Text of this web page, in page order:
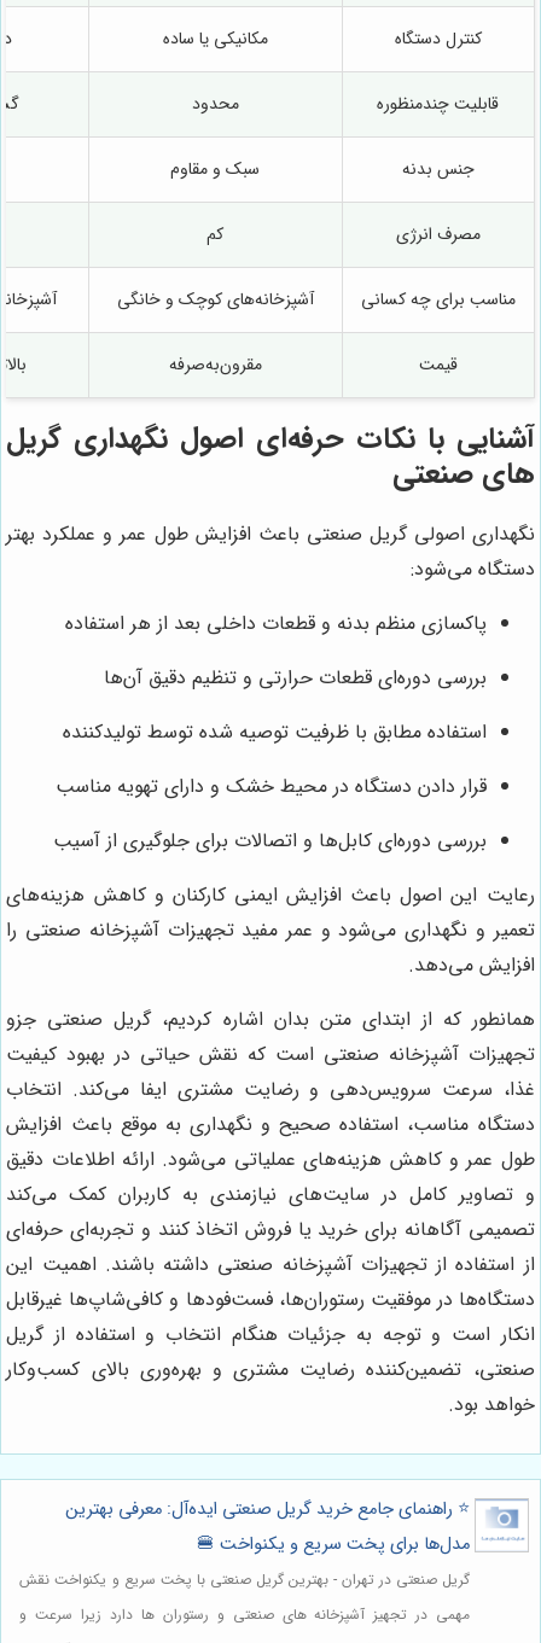
کنترل دستگاه مکانیکی یا ساده
قابلیت چندمنظوره محدود
جنس بدنه سبک و مقاوم
مصرف انرژی کم
مناسب برای چه کسانی آشپزخانه‌های کوچک و خانگی
قیمت مقرون‌به‌صرفه
آشنایی با نکات حرفه‌ای اصول نگهداری گریل
های صنعتی
نگهداری اصولی گریل صنعتی باعث افزایش طول عمر و عملکرد بهتر
دستگاه می‌شود:
پاکسازی منظم بدنه و قطعات داخلی بعد از هر استفاده
بررسی دوره‌ای قطعات حرارتی و تنظیم دقیق آن‌ها
استفاده مطابق با ظرفیت توصیه شده توسط تولیدکننده
قرار دادن دستگاه در محیط خشک و دارای تهویه مناسب
بررسی دوره‌ای کابل‌ها و اتصالات برای جلوگیری از آسیب
رعایت این اصول باعث افزایش ایمنی کارکنان و کاهش هزینه‌های
تعمیر و نگهداری می‌شود و عمر مفید تجهیزات آشپزخانه صنعتی را
افزایش می‌دهد.
همانطور که از ابتدای متن بدان اشاره کردیم، گریل صنعتی جزو
تجهیزات آشپزخانه صنعتی است که نقش حیاتی در بهبود کیفیت
غذا، سرعت سرویس‌دهی و رضایت مشتری ایفا می‌کند. انتخاب
دستگاه مناسب، استفاده صحیح و نگهداری به موقع باعث افزایش
طول عمر و کاهش هزینه‌های عملیاتی می‌شود. ارائه اطلاعات دقیق
و تصاویر کامل در سایت‌های نیازمندی به کاربران کمک می‌کند
تصمیمی آگاهانه برای خرید یا فروش اتخاذ کنند و تجربه‌ای حرفه‌ای
از استفاده از تجهیزات آشپزخانه صنعتی داشته باشند. اهمیت این
دستگاه‌ها در موفقیت رستوران‌ها، فست‌فودها و کافی‌شاپ‌ها غیرقابل
انکار است و توجه به جزئیات هنگام انتخاب و استفاده از گریل
صنعتی، تضمین‌کننده رضایت مشتری و بهره‌وری بالای کسب‌وکار
خواهد بود.
⭐️ راهنمای جامع خرید گریل صنعتی ایده‌آل: معرفی بهترین
مدل‌ها برای پخت سریع و یکنواخت 🍔
گریل صنعتی در تهران - بهترین گریل صنعتی با پخت سریع و یکنواخت نقش
مهمی در تجهیز آشپزخانه های صنعتی و رستوران ها دارد زیرا سرعت و